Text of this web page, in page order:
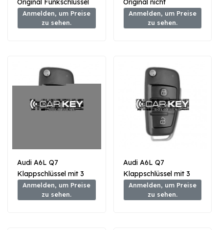
ohne Schlüssel 3 Tasten
868 MHz
Anmelden, um Preise
zu sehen.
schlüsselloser
Funkschlüssel 3 Tasten
Anmelden, um Preise
zu sehen.
Audi A6L Q7
Klappschlüssel mit 3
Tasten, 433 MHz, 8E-
Transponder
Anmelden, um Preise
zu sehen.
Audi A6L Q7
Klappschlüssel mit 3
Tasten, 868 MHz, 8E-
Transponder
Anmelden, um Preise
zu sehen.